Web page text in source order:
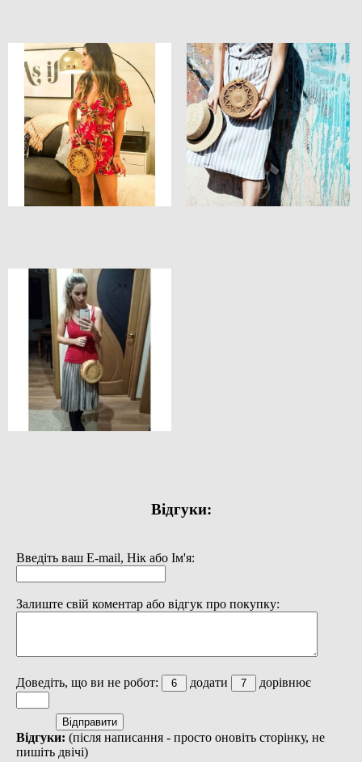
Відгуки:
Введіть ваш E-mail, Нік або Ім'я:
Залиште свій коментар або відгук про покупку:
Доведіть, що ви не робот: додати дорівнює
Відгуки: (після написання - просто оновіть сторінку, не
пишіть двічі)